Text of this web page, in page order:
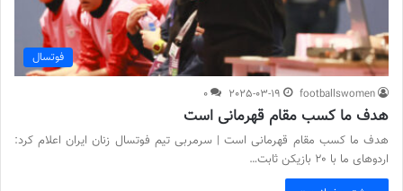
فوتسال
footballswomen
2025-03-19
0
هدف ما کسب مقام قهرمانی است
هدف ما کسب مقام قهرمانی است | سرمربی تیم فوتسال زنان ایران اعلام کرد:
اردوهای ما با ۲۰ بازیکن ثابت…